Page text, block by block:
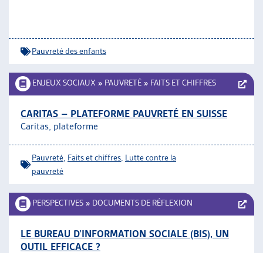
Pauvreté des enfants
ENJEUX SOCIAUX » PAUVRETÉ » FAITS ET CHIFFRES
CARITAS – PLATEFORME PAUVRETÉ EN SUISSE
Caritas, plateforme
Pauvreté Faits et chiffres Lutte contre la
pauvreté
PERSPECTIVES » DOCUMENTS DE RÉFLEXION
LE BUREAU D’INFORMATION SOCIALE (BIS), UN
OUTIL EFFICACE ?